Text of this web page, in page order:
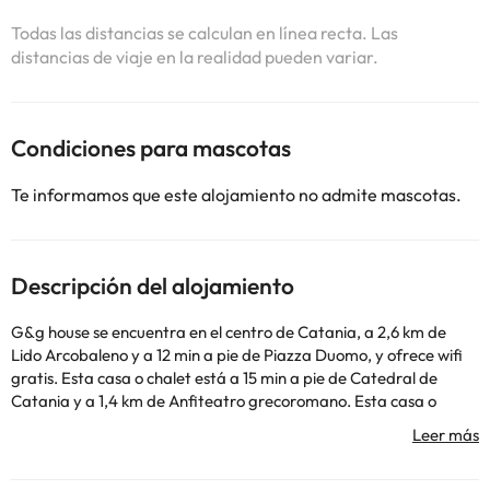
Todas las distancias se calculan en línea recta. Las
distancias de viaje en la realidad pueden variar.
Condiciones para mascotas
Te informamos que este alojamiento no admite mascotas.
Descripción del alojamiento
G&g house se encuentra en el centro de Catania, a 2,6 km de
Lido Arcobaleno y a 12 min a pie de Piazza Duomo, y ofrece wifi
gratis. Esta casa o chalet está a 15 min a pie de Catedral de
Catania y a 1,4 km de Anfiteatro grecoromano. Esta casa o
chalet tiene aire acondicionado y dispone de 1 dormitorio y 1 baño
con bidet, ducha y artículos de aseo gratuitos. La casa o chalet